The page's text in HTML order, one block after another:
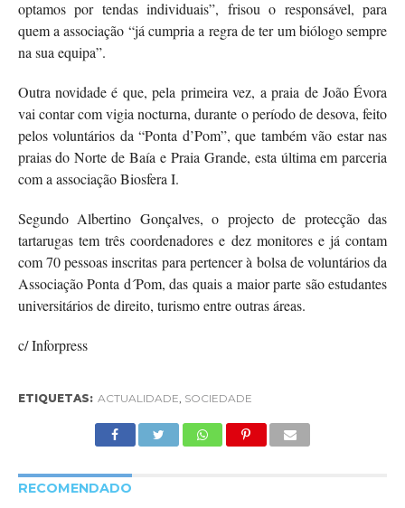
optamos por tendas individuais”, frisou o responsável, para
quem a associação “já cumpria a regra de ter um biólogo sempre
na sua equipa”.
Outra novidade é que, pela primeira vez, a praia de João Évora
vai contar com vigia nocturna, durante o período de desova, feito
pelos voluntários da “Ponta d’Pom”, que também vão estar nas
praias do Norte de Baía e Praia Grande, esta última em parceria
com a associação Biosfera I.
Segundo Albertino Gonçalves, o projecto de protecção das
tartarugas tem três coordenadores e dez monitores e já contam
com 70 pessoas inscritas para pertencer à bolsa de voluntários da
Associação Ponta d´Pom, das quais a maior parte são estudantes
universitários de direito, turismo entre outras áreas.
c/ Inforpress
ETIQUETAS: ACTUALIDADE, SOCIEDADE
RECOMENDADO